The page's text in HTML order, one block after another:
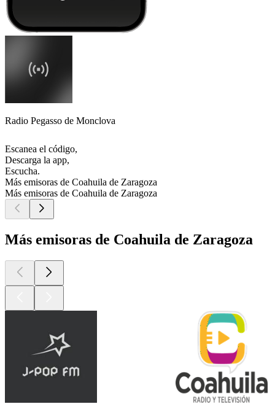
Radio Pegasso de Monclova
Escanea el código,
Descarga la app,
Escucha.
Más emisoras de Coahuila de Zaragoza
Más emisoras de Coahuila de Zaragoza
Más emisoras de Coahuila de Zaragoza